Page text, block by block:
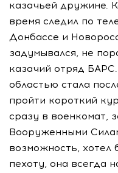
казачьей дружине.
время следил по
Донбассе и
задумывался, не
казачий отряд
областью стала
пройти короткий
сразу в военкомат,
Вооруженными
возможность, хотел
пехоту, она всегда